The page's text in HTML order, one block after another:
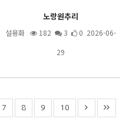
노랑원추리
설용화 182 3
0 2026-06-
29
7 8 9 10